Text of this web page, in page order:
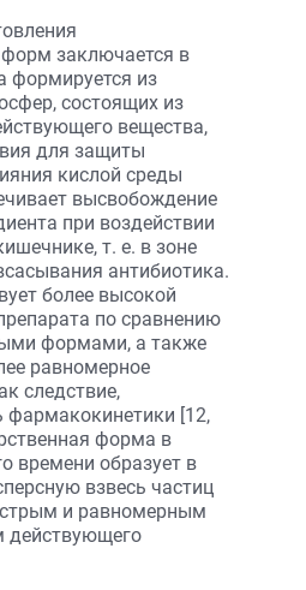
заключается в
формируется из
состоящих из
вещества,
для защиты
кислой среды
высвобождение
при воздействии
т. е. в зоне
антибиотика.
более высокой
по сравнению
формами, а также
равномерное
следствие,
фармакокинетики [12,
форма в
времени образует в
взвесь частиц
и равномерным
действующего